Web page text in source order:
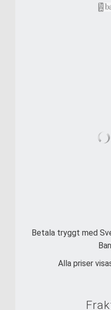
Betala tryggt med
Alla priser